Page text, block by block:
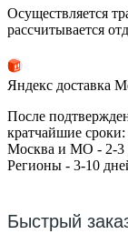
Осуществляется
рассчитывается
Яндекс доставка
После
кратчайшие сроки:
Москва и МО - 2-3
Регионы - 3-10
Быстрый